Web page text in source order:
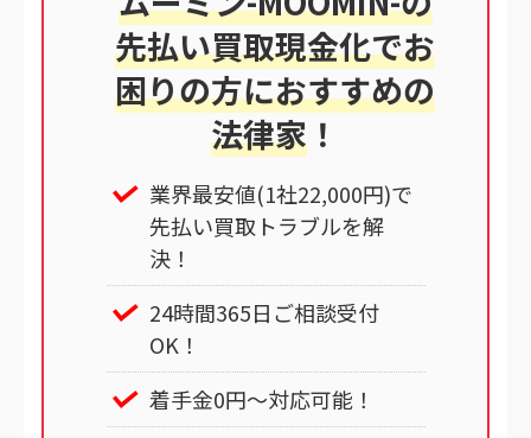
先払い買取現金化でお
困りの方におすすめの
法律家 ！
業界最安値(1社22,000円)で
先払い買取トラブルを解
決！
24時間365日ご相談受付
OK！
着手金0円～対応可能！